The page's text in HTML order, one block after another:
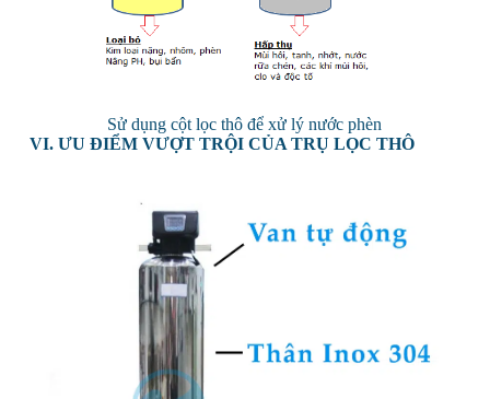
Sử dụng cột lọc thô để xử lý nước phèn
VI. ƯU ĐIỂM VƯỢT TRỘI CỦA TRỤ LỌC THÔ